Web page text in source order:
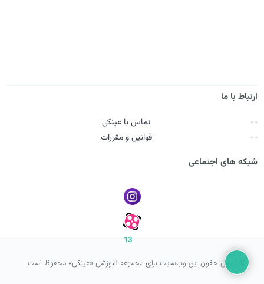
ارتباط با ما
تماس با عینکی
قوانین و مقررات
شبکه های اجتماعی
© تمامی حقوق این وب‌سایت برای مجموعه آموزشی «عینکی» محفوظ است.
13